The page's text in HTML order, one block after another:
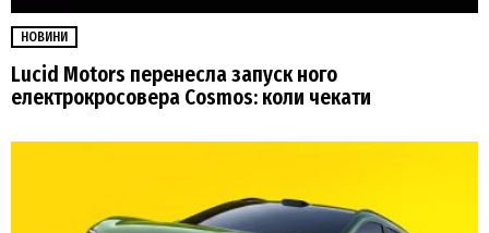
НОВИНИ
Lucid Motors перенесла запуск ного
електрокросовера Cosmos: коли чекати